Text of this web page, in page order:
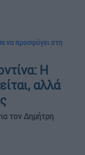
να προσφύγει στη
Η
αλλά
τον Δημήτρη